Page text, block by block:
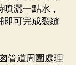
灑一點水，
即可完成裂縫
管道周圍處理